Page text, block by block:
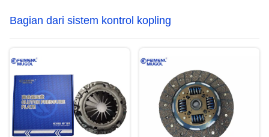
Bagian dari sistem kontrol kopling